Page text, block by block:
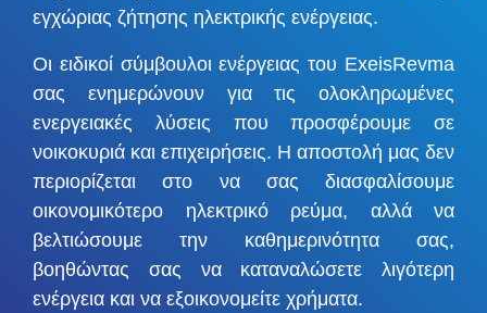
εγχώριας ζήτησης ηλεκτρικής ενέργειας.
Οι ειδικοί σύμβουλοι ενέργειας του ExeisRevma
σας ενημερώνουν για τις ολοκληρωμένες
ενεργειακές λύσεις που προσφέρουμε σε
νοικοκυριά και επιχειρήσεις. Η αποστολή μας δεν
περιορίζεται στο να σας διασφαλίσουμε
οικονομικότερο ηλεκτρικό ρεύμα, αλλά να
βελτιώσουμε την καθημερινότητα σας,
βοηθώντας σας να καταναλώσετε λιγότερη
ενέργεια και να εξοικονομείτε χρήματα.